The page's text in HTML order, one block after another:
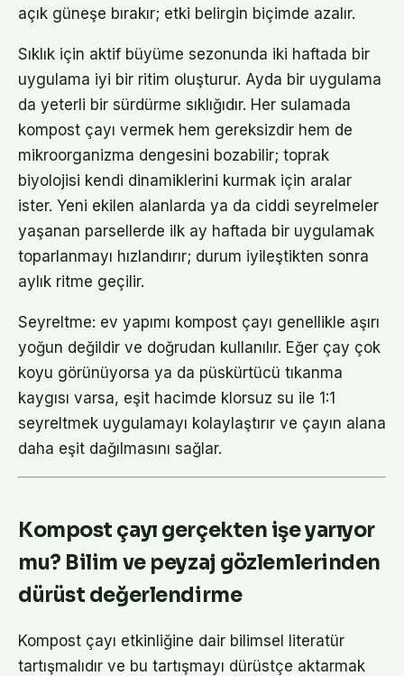
açık güneşe bırakır; etki belirgin biçimde azalır.
Sıklık için aktif büyüme sezonunda iki haftada bir
uygulama iyi bir ritim oluşturur. Ayda bir uygulama
da yeterli bir sürdürme sıklığıdır. Her sulamada
kompost çayı vermek hem gereksizdir hem de
mikroorganizma dengesini bozabilir; toprak
biyolojisi kendi dinamiklerini kurmak için aralar
ister. Yeni ekilen alanlarda ya da ciddi seyrelmeler
yaşanan parsellerde ilk ay haftada bir uygulamak
toparlanmayı hızlandırır; durum iyileştikten sonra
aylık ritme geçilir.
Seyreltme: ev yapımı kompost çayı genellikle aşırı
yoğun değildir ve doğrudan kullanılır. Eğer çay çok
koyu görünüyorsa ya da püskürtücü tıkanma
kaygısı varsa, eşit hacimde klorsuz su ile 1:1
seyreltmek uygulamayı kolaylaştırır ve çayın alana
daha eşit dağılmasını sağlar.
Kompost çayı gerçekten işe yarıyor
mu? Bilim ve peyzaj gözlemlerinden
dürüst değerlendirme
Kompost çayı etkinliğine dair bilimsel literatür
tartışmalıdır ve bu tartışmayı dürüstçe aktarmak